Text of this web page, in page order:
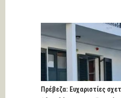
Πρέβεζα: Ευχαριστίες